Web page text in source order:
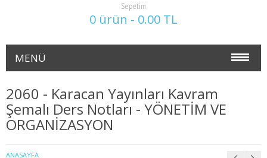
Sepetim
0 ürün - 0.00 TL
MENÜ
İŞLETME
2060 - Karacan Yayınları Kavram
Şemalı Ders Notları - YÖNETİM VE
ORGANİZASYON
ANASAYFA